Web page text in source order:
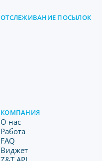
ОТСЛЕЖИВАНИЕ ПОСЫЛОК
КОМПАНИЯ
O нас
Работа
FAQ
Виджет